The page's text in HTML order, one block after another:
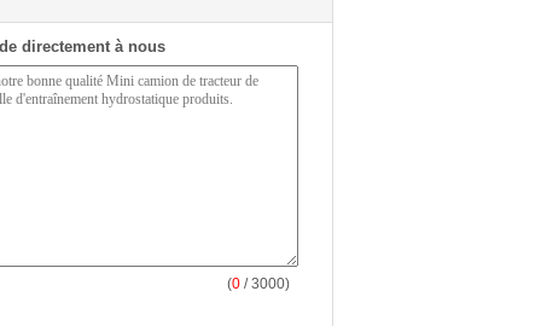
directement à nous
(0 / 3000)